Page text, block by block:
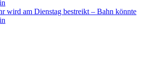
wird am Dienstag bestreikt – Bahn könnte